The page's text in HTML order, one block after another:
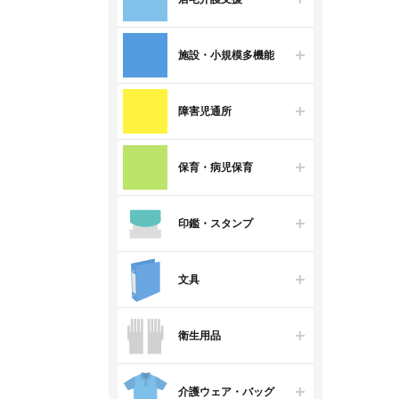
施設・小規模多機能
障害児通所
保育・病児保育
印鑑・スタンプ
文具
衛生用品
介護ウェア・バッグ